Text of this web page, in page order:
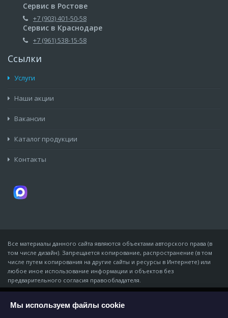
Сервис в Ростове
+7 (903) 401-50-58
Сервис в Краснодаре
+7 (961) 538-15-58
Ссылки
Услуги
Наши акции
Вакансии
Каталог продукции
Контакты
Все материалы данного сайта являются объектами авторского права (в
том числе дизайн). Запрещается копирование, распространение (в том
числе путем копирования на другие сайты и ресурсы в Интернете) или
любое иное использование информации и объектов без
предварительного согласия правообладателя.
© Компания «Мидон», 2007 - 06 августа 2026
ИП Золотарёв Владимир Владимирович · ИНН 611343965168 · ОГРНИП
На этом веб-сайте используются файлы
cookies, которые обеспечивают работу всех
Мы используем файлы cookie